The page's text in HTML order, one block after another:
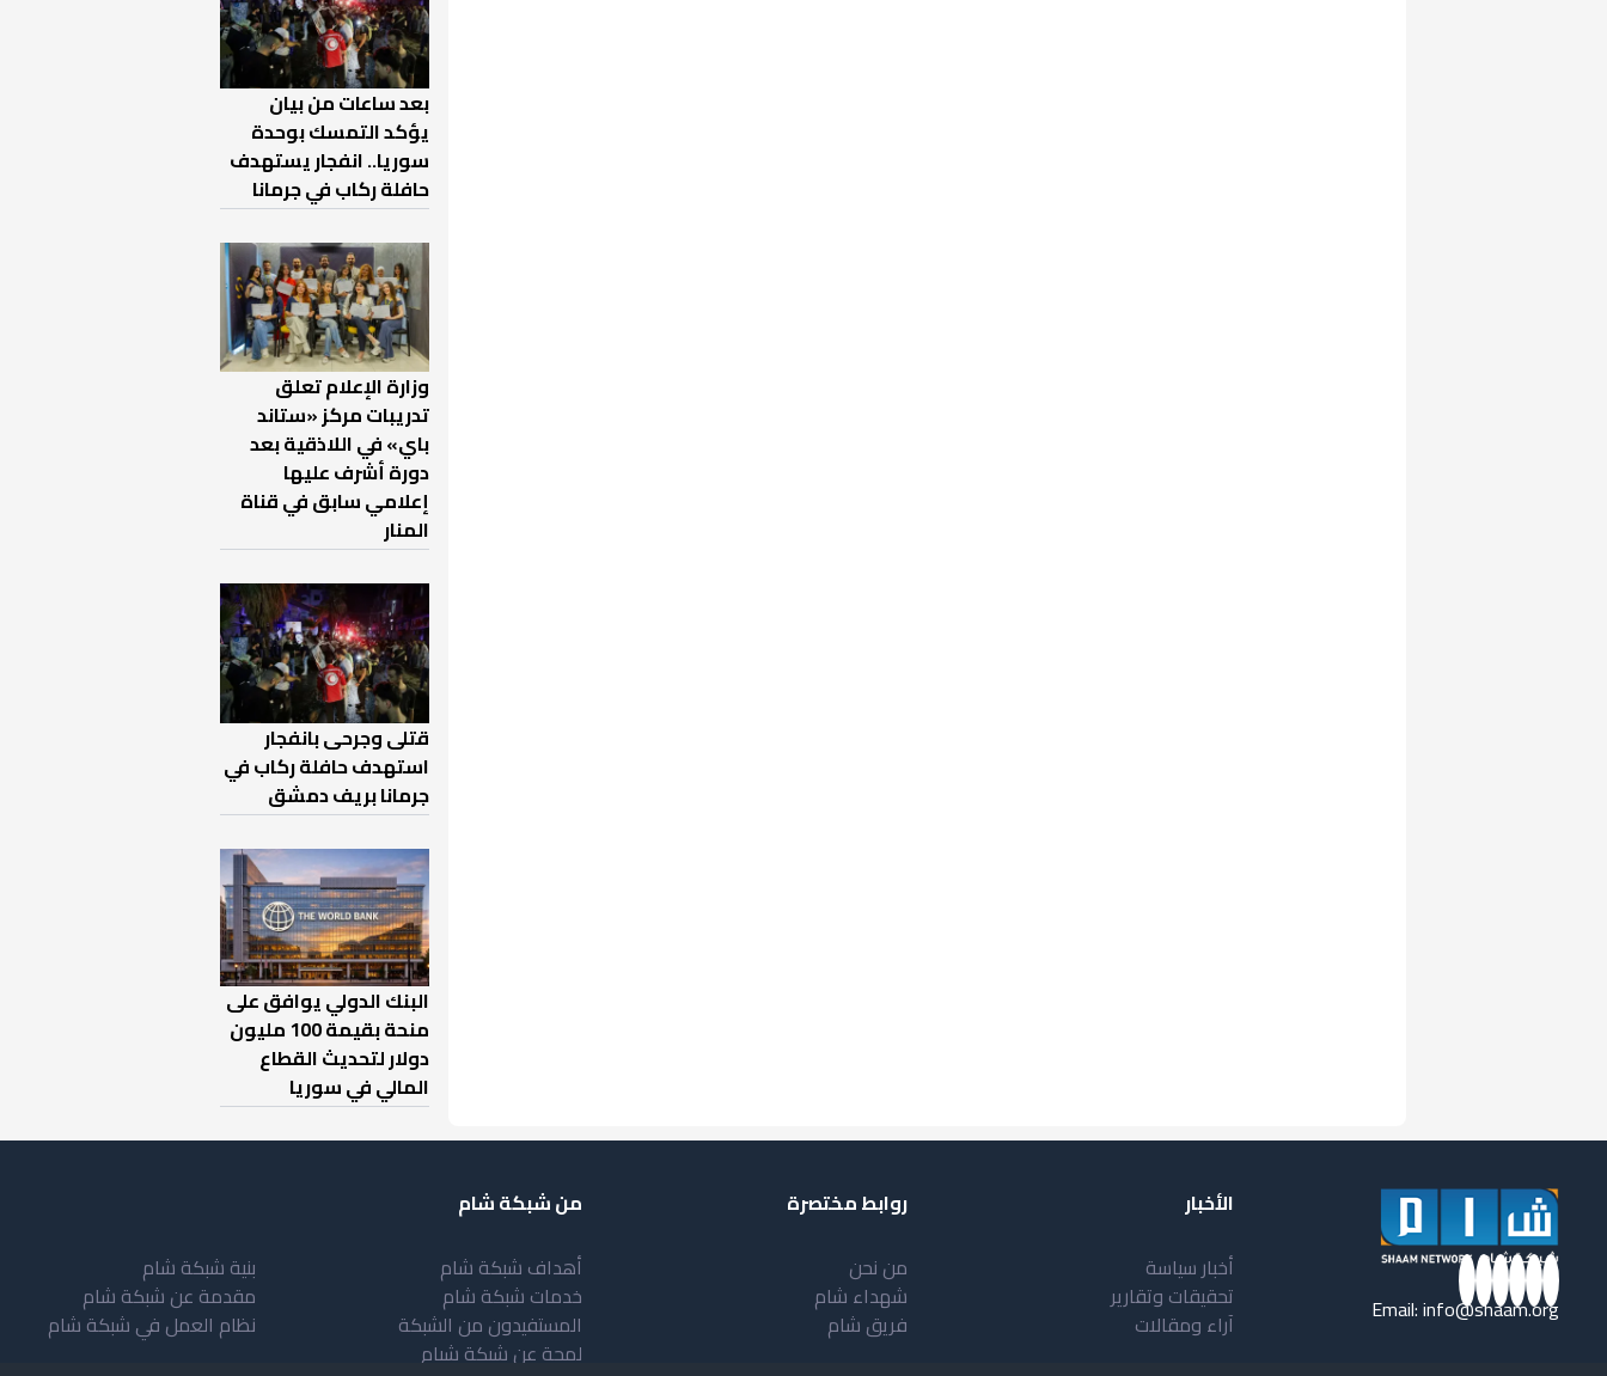
بعد ساعات من بيان
يؤكد التمسك بوحدة
سوريا.. انفجار يستهدف
حافلة ركاب في جرمانا
وزارة الإعلام تعلق
تدريبات مركز «ستاند
باي» في اللاذقية بعد
دورة أشرف عليها
إعلامي سابق في قناة
المنار
قتلى وجرحى بانفجار
استهدف حافلة ركاب في
جرمانا بريف دمشق
البنك الدولي يوافق على
منحة بقيمة 100 مليون
دولار لتحديث القطاع
المالي في سوريا
Email:info@shaam.org
الأخبار
أخبار سياسة
تحقيقات وتقارير
آراء ومقالات
روابط مختصرة
من نحن
شهداء شام
فريق شام
من شبكة شام
أهداف شبكة شام
خدمات شبكة شام
المستفيدون من الشبكة
لمحة عن شبكة شبام
بنية شبكة شام
مقدمة عن شبكة شام
نظام العمل في شبكة شام